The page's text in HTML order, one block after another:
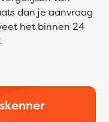
dan je aanvraag
het binnen 24